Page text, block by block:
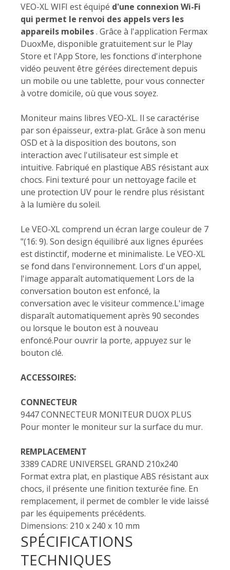
VEO-XL WIFI est équipé d'une connexion Wi-Fi
qui permet le renvoi des appels vers les
appareils mobiles. Grâce à l'application Fermax
DuoxMe, disponible gratuitement sur le Play
Store et l'App Store, les fonctions d'interphone
vidéo peuvent être gérées directement depuis
un mobile ou une tablette, pour vous connecter
à votre domicile, où que vous soyez.
Moniteur mains libres VEO-XL. Il se caractérise
par son épaisseur, extra-plat. Grâce à son menu
OSD et à la disposition des boutons, son
interaction avec l'utilisateur est simple et
intuitive. Fabriqué en plastique ABS résistant aux
chocs. Fini texturé pour un nettoyage facile et
une protection UV pour le rendre plus résistant
à la lumière du soleil.
Le VEO-XL comprend un écran large couleur de 7
"(16: 9). Son design équilibré aux lignes épurées
est distinctif, moderne et minimaliste. Le VEO-XL
se fond dans l'environnement. Lors d'un appel,
l'image apparaît automatiquement Lors de la
conversation bouton est enfoncé, la
conversation avec le visiteur commence.L'image
disparaît automatiquement après 90 secondes
ou lorsque le bouton est à nouveau
enfoncé.Pour ouvrir la porte, appuyez sur le
bouton clé.
ACCESSOIRES:
CONNECTEUR
9447 CONNECTEUR MONITEUR DUOX PLUS
Pour monter le moniteur sur la surface du mur.
REMPLACEMENT
3389 CADRE UNIVERSEL GRAND 210x240
Format extra plat, en plastique ABS résistant aux
chocs, il présente une finition texturée fine. En
remplacement, il permet de combler le vide laissé
par les équipements précédents.
Dimensions: 210 x 240 x 10 mm
SPÉCIFICATIONS
TECHNIQUES